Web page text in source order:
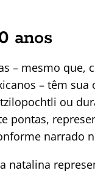
anos
– mesmo
– têm
ou
pontas,
narrado
natalina